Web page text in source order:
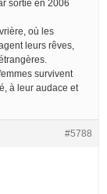
sortie en 2006
où les
leurs rêves,
survivent
à leur audace et
#5788